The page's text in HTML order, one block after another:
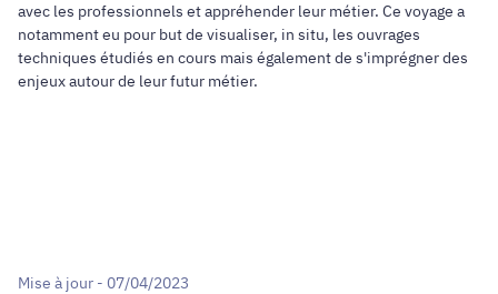
avec les professionnels et appréhender leur métier. Ce voyage a
notamment eu pour but de visualiser, in situ, les ouvrages
techniques étudiés en cours mais également de s'imprégner des
enjeux autour de leur futur métier.
Mise à jour - 07/04/2023